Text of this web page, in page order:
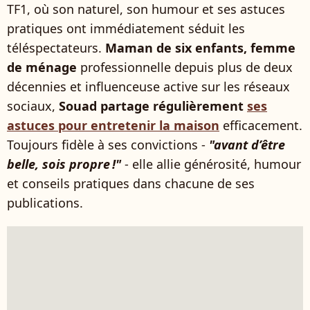
TF1, où son naturel, son humour et ses astuces
pratiques ont immédiatement séduit les
téléspectateurs. Maman de six enfants, femme
de ménage professionnelle depuis plus de deux
décennies et influenceuse active sur les réseaux
sociaux, Souad partage régulièrement ses
astuces pour entretenir la maison efficacement.
Toujours fidèle à ses convictions - "avant d’être
belle, sois propre !"- elle allie générosité, humour
et conseils pratiques dans chacune de ses
publications.